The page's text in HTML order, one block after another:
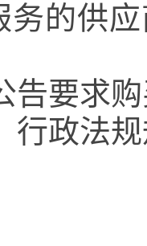
务的供
告要求
行政法